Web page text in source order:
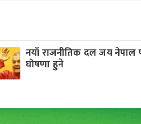
नयाँ राजनीतिक दल जय नेपाल
घोषणा हुने